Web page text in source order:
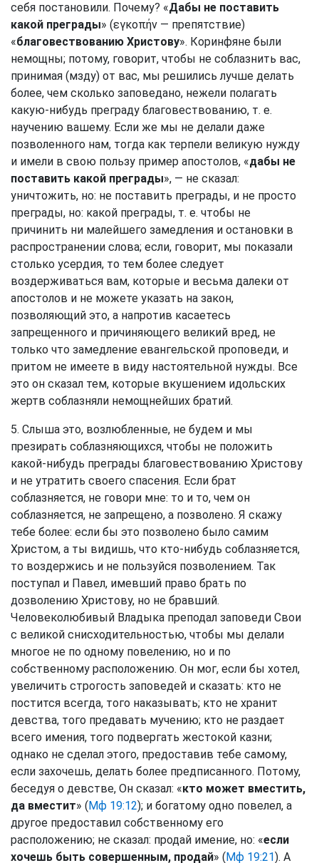
себя постановили. Почему? «Дабы не поставить
какой преграды» (εγκοπήν — препятствие)
«благовествованию Христову». Коринфяне были
немощны; потому, говорит, чтобы не соблазнить вас,
принимая (мзду) от вас, мы решились лучше делать
более, чем сколько заповедано, нежели полагать
какую-нибудь преграду благовествованию, т. е.
научению вашему. Если же мы не делали даже
позволенного нам, тогда как терпели великую нужду
и имели в свою пользу пример апостолов, «дабы не
поставить какой преграды», — не сказал:
уничтожить, но: не поставить преграды, и не просто
преграды, но: какой преграды, т. е. чтобы не
причинить ни малейшего замедления и остановки в
распространении слова; если, говорит, мы показали
столько усердия, то тем более следует
воздерживаться вам, которые и весьма далеки от
апостолов и не можете указать на закон,
позволяющий это, а напротив касаетесь
запрещенного и причиняющего великий вред, не
только что замедление евангельской проповеди, и
притом не имеете в виду настоятельной нужды. Все
это он сказал тем, которые вкушением идольских
жертв соблазняли немощнейших братий.
5. Слыша это, возлюбленные, не будем и мы
презирать соблазняющихся, чтобы не положить
какой-нибудь преграды благовествованию Христову
и не утратить своего спасения. Если брат
соблазняется, не говори мне: то и то, чем он
соблазняется, не запрещено, а позволено. Я скажу
тебе более: если бы это позволено было самим
Христом, а ты видишь, что кто-нибудь соблазняется,
то воздержись и не пользуйся позволением. Так
поступал и Павел, имевший право брать по
дозволению Христову, но не бравший.
Человеколюбивый Владыка преподал заповеди Свои
с великой снисходительностью, чтобы мы делали
многое не по одному повелению, но и по
собственному расположению. Он мог, если бы хотел,
увеличить строгость заповедей и сказать: кто не
постится всегда, того наказывать; кто не хранит
девства, того предавать мучению; кто не раздает
всего имения, того подвергать жестокой казни;
однако не сделал этого, предоставив тебе самому,
если захочешь, делать более предписанного. Потому,
беседуя о девстве, Он сказал: «кто может вместить,
да вместит» (Мф 19:12); и богатому одно повелел, а
другое предоставил собственному его
расположению; не сказал: продай имение, но: «если
хочешь быть совершенным, продай» (Мф 19:21). А